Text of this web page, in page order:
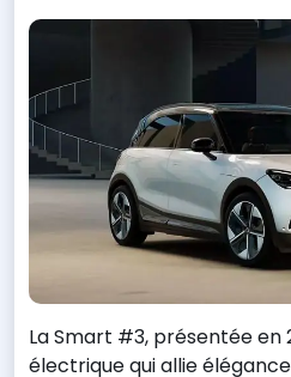
La Smart #3, présentée en
électrique qui allie